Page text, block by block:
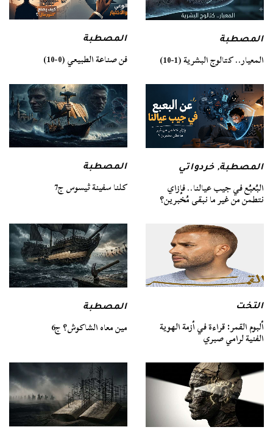
المصطبة
المعيار.. كتالوج البشرية (1-10)
المصطبة
فن صناعة الطبيعي (0-10)
المصطبة,خردواتي
البُعبُع في جيب عيالنا.. فإزاي
نتطمن من غير ما نبقى مُخبرين؟
المصطبة
كلنا سفينة ثيسوس ج7
التخت
ألبوم القمر: قراءة في أزمة الهوية
الفنية لرامي صبري
المصطبة
مين معاه الشاكوش؟ ج6